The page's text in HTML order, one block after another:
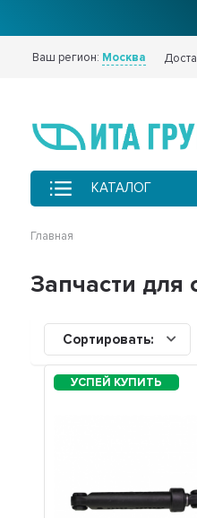
Ваш регион: Москва
КАТАЛОГ
Главная
Запчасти для
Сортировать: